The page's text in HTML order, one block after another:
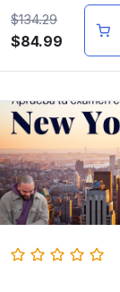
$134.29
$84.99